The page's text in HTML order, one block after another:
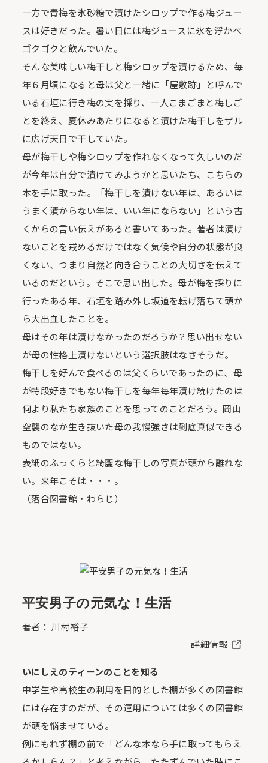
一方で青梅を氷砂糖で漬けたシロップで作る梅ジュー
スは好きだった。暑い日には梅ジュースに氷を浮かべ
ゴクゴクと飲んでいた。
そんな美味しい梅干しと梅シロップを漬けるため、毎
年６月頃になると母は父と一緒に「屋敷跡」と呼んで
いる石垣に行き梅の実を採り、一人こまごまと梅しご
とを終え、夏休みあたりになると漬けた梅干しをザル
に広げ天日で干していた。
母が梅干しや梅シロップを作れなくなって久しいのだ
が今年は自分で漬けてみようかと思いたち、こちらの
本を手に取った。「梅干しを漬けない年は、あるいは
うまく漬からない年は、いい年にならない」という古
くからの言い伝えがあると書いてあった。著者は漬け
ないことを戒めるだけではなく気候や自分の状態が良
くない、つまり自然と向き合うことの大切さを伝えて
いるのだという。そこで思い出した。母が梅を採りに
行ったある年、石垣を踏み外し坂道を転げ落ちて頭か
ら大出血したことを。
母はその年は漬けなかったのだろうか？思い出せない
が母の性格上漬けないという選択肢はなさそうだ。
梅干しを好んで食べるのは父くらいであったのに、母
が特段好きでもない梅干しを毎年毎年漬け続けたのは
何より私たち家族のことを思ってのことだろう。岡山
空襲のなか生き抜いた母の我慢強さは到底真似できる
ものではない。
表紙のふっくらと綺麗な梅干しの写真が頭から離れな
い。来年こそは・・・。
（落合図書館・わらじ）
平安男子の元気な！生活
著者： 川村裕子
詳細情報
いにしえのティーンのことを知る
中学生や高校生の利用を目的とした棚が多くの図書館
には存在すのだが、その運用については多くの図書館
が頭を悩ませている。
例にもれず棚の前で「どんな本なら手に取ってもらえ